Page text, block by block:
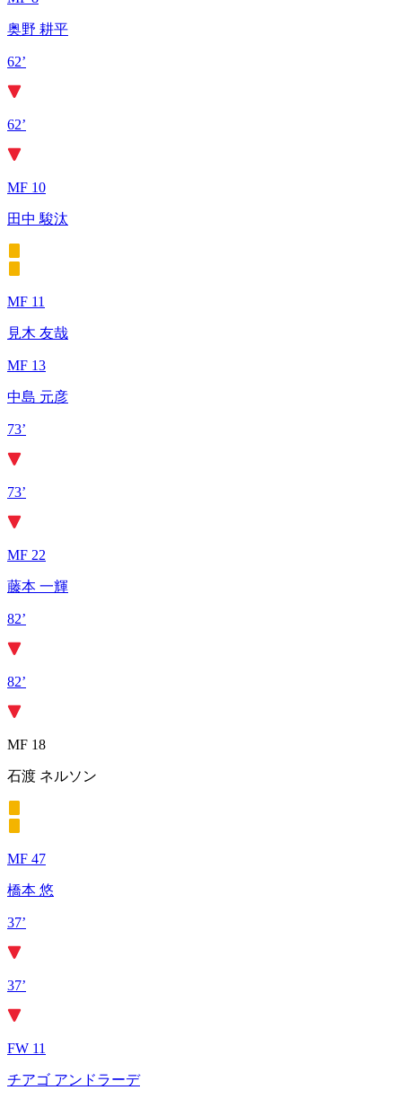
奥野 耕平
62’
62’
MF 10
田中 駿汰
MF 11
見木 友哉
MF 13
中島 元彦
73’
73’
MF 22
藤本 一輝
82’
82’
MF 18
石渡 ネルソン
MF 47
橋本 悠
37’
37’
FW 11
チアゴ アンドラーデ